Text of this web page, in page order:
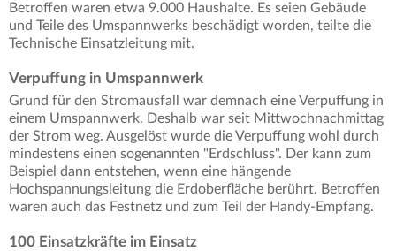
Betroffen waren etwa 9.000 Haushalte. Es seien Gebäude
und Teile des Umspannwerks beschädigt worden, teilte die
Technische Einsatzleitung mit.
Verpuffung in Umspannwerk
Grund für den Stromausfall war demnach eine Verpuffung in
einem Umspannwerk. Deshalb war seit Mittwochnachmittag
der Strom weg. Ausgelöst wurde die Verpuffung wohl durch
mindestens einen sogenannten "Erdschluss". Der kann zum
Beispiel dann entstehen, wenn eine hängende
Hochspannungsleitung die Erdoberfläche berührt. Betroffen
waren auch das Festnetz und zum Teil der Handy-Empfang.
100 Einsatzkräfte im Einsatz